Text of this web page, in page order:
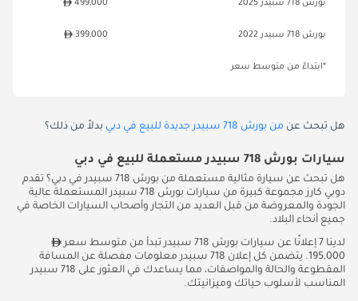
بورش 718 سبيدر 2025 499,000
بورش 718 سبيدر 2022 399,000
*ابتداءً من متوسط سعر
هل تبحث عن من بورش 718 سبيدر جديدة للبيع في دبي بدلاً من ذلك؟
سيارات بورش 718 سبيدر مستعملة للبيع في دبي
هل تبحث عن سيارة مثالية مستعملة من بورش 718 سبيدر في دبي؟ تقدم
دوبي كارز مجموعة كبيرة من سيارات بورش 718 سبيدر المستعملة عالية
الجودة والمعروضة من قبل العديد من التجار وأصحاب السيارات الخاصة في
جميع أنحاء البلاد.
لدينا 7 إعلانًا عن سيارات بورش 718 سبيدر تبدأ من متوسط سعر
195,000. يتضمن كل إعلان 718 سبيدر معلومات مفصلة عن المسافة
المقطوعة والحالة والمواصفات، مما يساعدك في العثور على 718 سبيدر
المناسب لأسلوب حياتك وميزانيتك.